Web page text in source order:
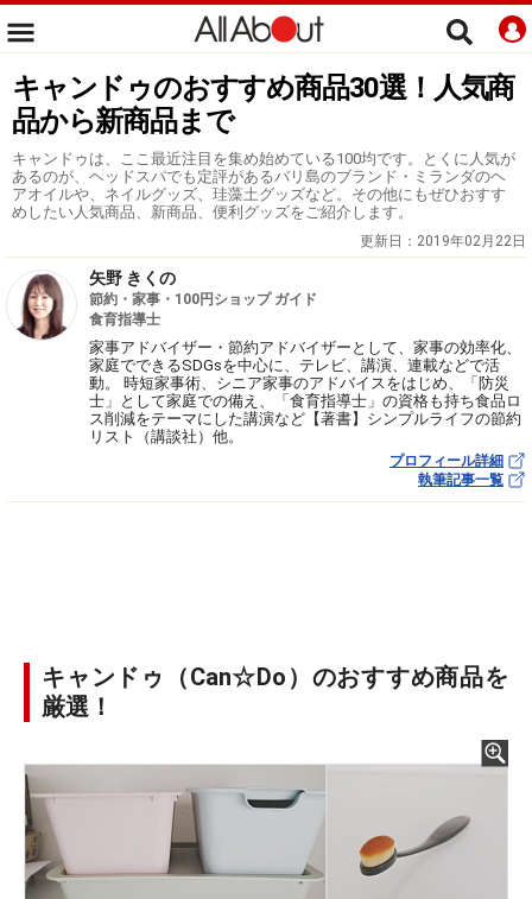
キャンドゥのおすすめ商品30選！人気商
品から新商品まで
キャンドゥは、ここ最近注目を集め始めている100均です。とくに人気が
あるのが、ヘッドスパでも定評があるバリ島のブランド・ミランダのヘ
アオイルや、ネイルグッズ、珪藻土グッズなど。その他にもぜひおすす
めしたい人気商品、新商品、便利グッズをご紹介します。
更新日： 2019年02月22日
矢野 きくの
節約・家事・100円ショップ ガイド
食育指導士
家事アドバイザー・節約アドバイザーとして、家事の効率化、
家庭でできるSDGsを中心に、テレビ、講演、連載などで活
動。 時短家事術、シニア家事のアドバイスをはじめ、「防災
士」として家庭での備え、「食育指導士」の資格も持ち食品ロ
ス削減をテーマにした講演など【著書】シンプルライフの節約
リスト（講談社）他。
プロフィール詳細
執筆記事一覧
キャンドゥ（Can☆Do）のおすすめ商品を
厳選！